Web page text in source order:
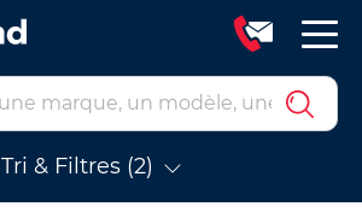
Tri & Filtres (2)